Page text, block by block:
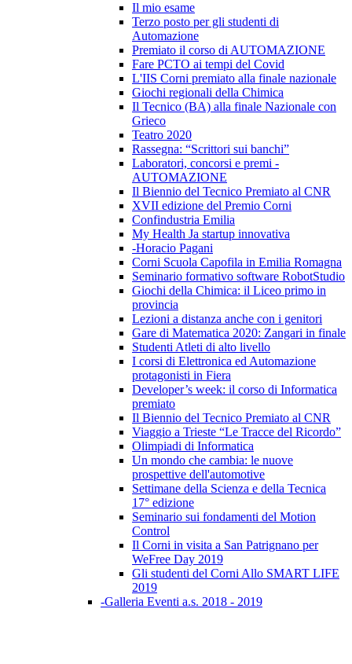
Il mio esame
Terzo posto per gli studenti di
Automazione
Premiato il corso di AUTOMAZIONE
Fare PCTO ai tempi del Covid
L'IIS Corni premiato alla finale nazionale
Giochi regionali della Chimica
Il Tecnico (BA) alla finale Nazionale con
Grieco
Teatro 2020
Rassegna: “Scrittori sui banchi”
Laboratori, concorsi e premi -
AUTOMAZIONE
Il Biennio del Tecnico Premiato al CNR
XVII edizione del Premio Corni
Confindustria Emilia
My Health Ja startup innovativa
-Horacio Pagani
Corni Scuola Capofila in Emilia Romagna
Seminario formativo software RobotStudio
Giochi della Chimica: il Liceo primo in
provincia
Lezioni a distanza anche con i genitori
Gare di Matematica 2020: Zangari in finale
Studenti Atleti di alto livello
I corsi di Elettronica ed Automazione
protagonisti in Fiera
Developer’s week: il corso di Informatica
premiato
Il Biennio del Tecnico Premiato al CNR
Viaggio a Trieste “Le Tracce del Ricordo”
Olimpiadi di Informatica
Un mondo che cambia: le nuove
prospettive dell'automotive
Settimane della Scienza e della Tecnica
17° edizione
Seminario sui fondamenti del Motion
Control
Il Corni in visita a San Patrignano per
WeFree Day 2019
Gli studenti del Corni Allo SMART LIFE
2019
-Galleria Eventi a.s. 2018 - 2019